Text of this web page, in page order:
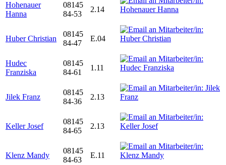
Hohenauer
Hanna
08145
84-53
2.14
Huber Christian
08145
84-47
E.04
Hudec
Franziska
08145
84-61
1.11
Jilek Franz
08145
84-36
2.13
Keller Josef
08145
84-65
2.13
Klenz Mandy
08145
84-63
E.11